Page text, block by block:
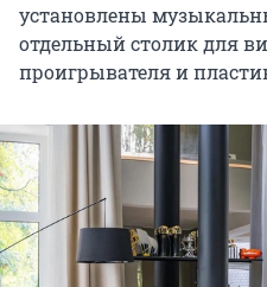
установлены
отдельный столик для
проигрывателя и